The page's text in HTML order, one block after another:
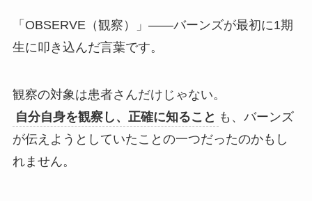
「OBSERVE（観察）」——バーンズが最初に1期
生に叩き込んだ言葉です。
観察の対象は患者さんだけじゃない。
自分自身を観察し、正確に知ること も、バーンズ
が伝えようとしていたことの一つだったのかもし
れません。